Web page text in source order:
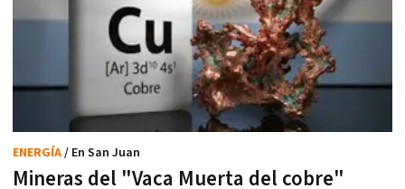
Mineras del "Vaca Muerta del cobre"
ENERGÍA/ En San Juan